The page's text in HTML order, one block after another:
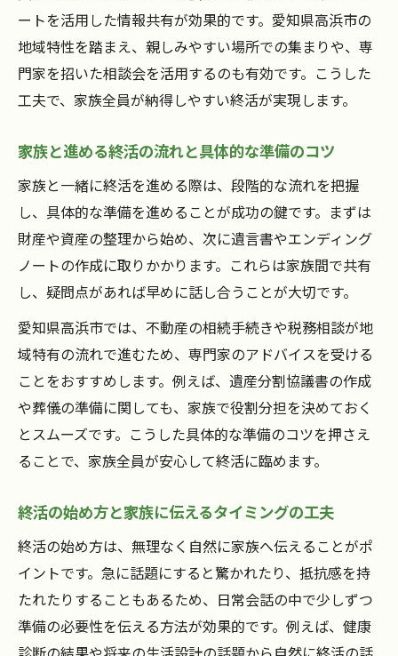
法
エンディングノート作成で叶える自分らしい終
活
終活の流れを支えるエンディングノート作
自分らしい終活のためのエンディングノー
ト活用法
終活と家族の安心を叶えるノートの書き方
ポイント
エンディングノートを始める最適な終活タ
イミング
終活で伝えたい想いをノートで残す工夫と
コツ
遺言整理がもたらす家族への想い伝達法
終活の流れで重要な遺言整理と家族への影
響
終活で遺言を整理する際の注意点と進め方
家族に想いを伝える終活遺言作成のポイン
終活で遺言整理を始める最適なタイミング
遺言の整理を終活で確実に進める具体策
ートを活用した情報共有が効果的です。愛知県高浜市の
地域特性を踏まえ、親しみやすい場所での集まりや、専
門家を招いた相談会を活用するのも有効です。こうした
工夫で、家族全員が納得しやすい終活が実現します。
家族と進める終活の流れと具体的な準備のコツ
家族と一緒に終活を進める際は、段階的な流れを把握
し、具体的な準備を進めることが成功の鍵です。まずは
財産や資産の整理から始め、次に遺言書やエンディング
ノートの作成に取りかかります。これらは家族間で共有
し、疑問点があれば早めに話し合うことが大切です。
愛知県高浜市では、不動産の相続手続きや税務相談が地
域特有の流れで進むため、専門家のアドバイスを受ける
ことをおすすめします。例えば、遺産分割協議書の作成
や葬儀の準備に関しても、家族で役割分担を決めておく
とスムーズです。こうした具体的な準備のコツを押さえ
ることで、家族全員が安心して終活に臨めます。
終活の始め方と家族に伝えるタイミングの工夫
終活の始め方は、無理なく自然に家族へ伝えることがポ
イントです。急に話題にすると驚かれたり、抵抗感を持
たれたりすることもあるため、日常会話の中で少しずつ
準備の必要性を伝える方法が効果的です。例えば、健康